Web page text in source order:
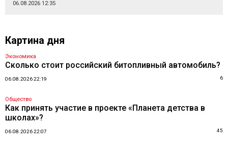
06.08.2026 12:35
Картина дня
Экономика
Сколько стоит российский битопливный автомобиль?
06.08.2026 22:19 6
Общество
Как принять участие в проекте «Планета детства в
школах»?
06.08.2026 22:07 45